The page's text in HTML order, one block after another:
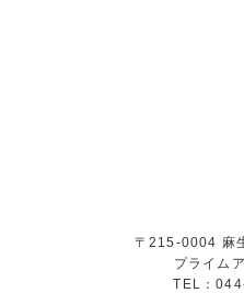
〒215-0004 麻
プライム
TEL：